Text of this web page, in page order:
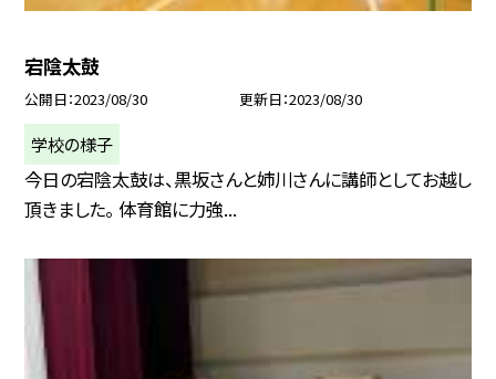
宕陰太鼓
公開日 2023/08/30 更新日 2023/08/30
学校の様子
今日の宕陰太鼓は、黒坂さんと姉川さんに講師としてお越し
頂きました。 体育館に力強...